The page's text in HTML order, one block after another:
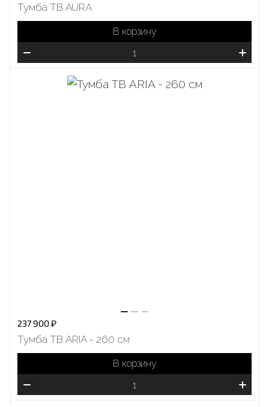
Тумба ТВ AURA
В корзину
237 900 ₽
Тумба ТВ ARIA - 260 см
В корзину